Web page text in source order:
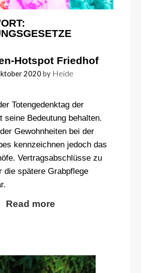
Hotspot Friedhof
2020 by Heide
Totengedenktag der
seine Bedeutung behalten.
Gewohnheiten bei der
kennzeichnen jedoch das
Vertragsabschlüsse zu
die spätere Grabpflege
Read more